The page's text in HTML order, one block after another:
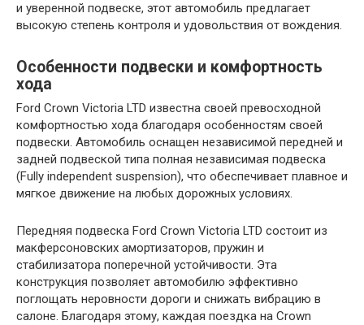
и уверенной подвеске, этот автомобиль предлагает
высокую степень контроля и удовольствия от вождения.
Особенности подвески и комфортность
хода
Ford Crown Victoria LTD известна своей превосходной
комфортностью хода благодаря особенностям своей
подвески. Автомобиль оснащен независимой передней и
задней подвеской типа полная независимая подвеска
(Fully independent suspension), что обеспечивает плавное и
мягкое движение на любых дорожных условиях.
Передняя подвеска Ford Crown Victoria LTD состоит из
макферсоновских амортизаторов, пружин и
стабилизатора поперечной устойчивости. Эта
конструкция позволяет автомобилю эффективно
поглощать неровности дороги и снижать вибрацию в
салоне. Благодаря этому, каждая поездка на Crown